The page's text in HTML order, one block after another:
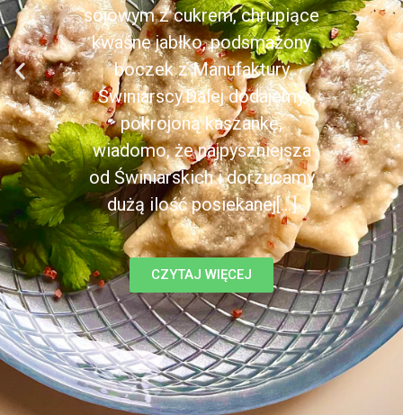
sojowym z cukrem, chrupiące
kwaśne jabłko, podsmażony
boczek z Manufaktury
Świniarscy.Dalej dodajemy
pokrojoną kaszankę,
wiadomo, że najpyszniejsza
od Świniarskich i dorzucamy
dużą ilość posiekanej[...]
CZYTAJ WIĘCEJ